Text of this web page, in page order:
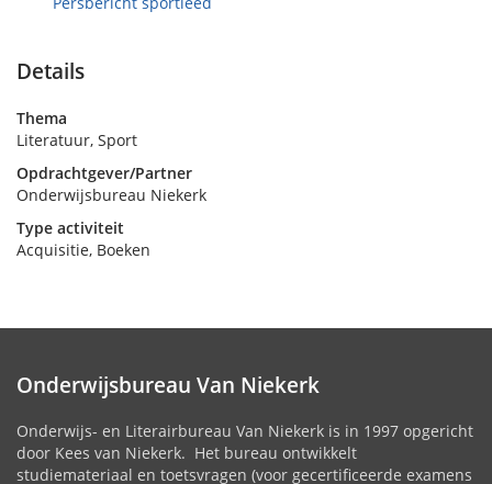
Details
Thema
Literatuur, Sport
Opdrachtgever/Partner
Onderwijsbureau Niekerk
Type activiteit
Acquisitie, Boeken
Onderwijsbureau Van Niekerk
Onderwijs- en Literairbureau Van Niekerk is in 1997 opgericht
door Kees van Niekerk. Het bureau ontwikkelt
studiemateriaal en toetsvragen (voor gecertificeerde examens